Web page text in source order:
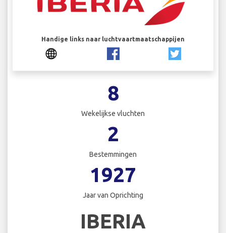
Handige links naar luchtvaartmaatschappijen
8
Wekelijkse vluchten
2
Bestemmingen
1927
Jaar van Oprichting
IBERIA